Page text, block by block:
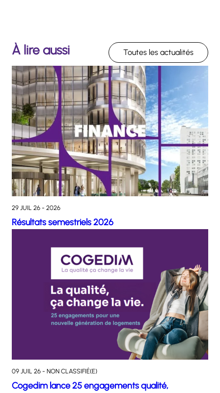
À lire aussi Toutes les actualités
29 JUIL 26 - 2026
Résultats semestriels 2026
09 JUIL 26 - NON CLASSIFIÉ(E)
Cogedim lance 25 engagements qualité,